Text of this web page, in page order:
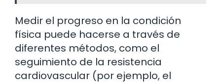
Medir el progreso en la condición
física puede hacerse a través de
diferentes métodos, como el
seguimiento de la resistencia
cardiovascular (por ejemplo, el